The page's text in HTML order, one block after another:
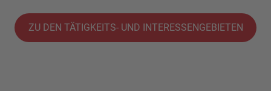
ZU DEN TÄTIGKEITS- UND INTERESSENGEBIETEN